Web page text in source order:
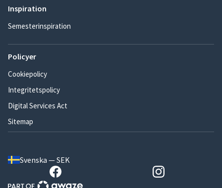
Inspiration
Semesterinspiration
Policyer
Cookiepolicy
Integritetspolicy
Digital Services Act
Sitemap
Svenska — SEK